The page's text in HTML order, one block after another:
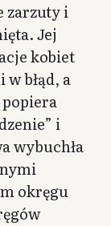
zarzuty i
Jej
kobiet
błąd, a
popiera
i
wybuchła
okręgu